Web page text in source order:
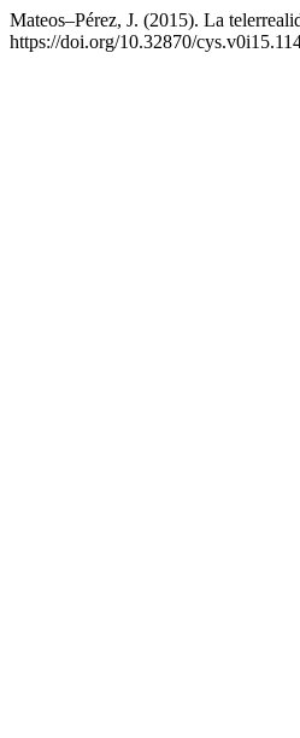
Mateos–Pérez, J. (2015). La
https://doi.org/10.32870/